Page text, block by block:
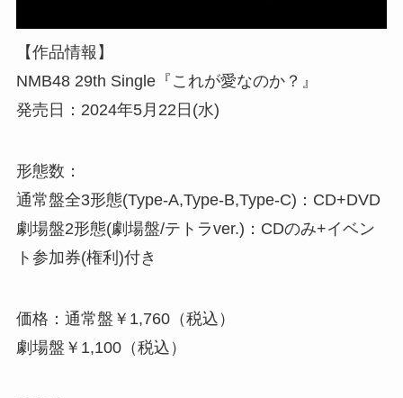
【作品情報】
NMB48 29th Single『これが愛なのか？』
発売日：2024年5月22日(水)
形態数：
通常盤全3形態(Type-A,Type-B,Type-C)：CD+DVD
劇場盤2形態(劇場盤/テトラver.)：CDのみ+イベン
ト参加券(権利)付き
価格：通常盤￥1,760（税込）
劇場盤￥1,100（税込）